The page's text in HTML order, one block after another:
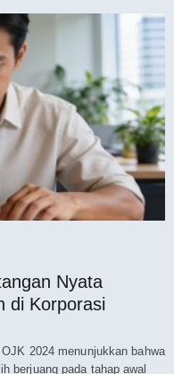
Nyata
di Korporasi
2024 menunjukkan bahwa
berjuang pada tahap awal